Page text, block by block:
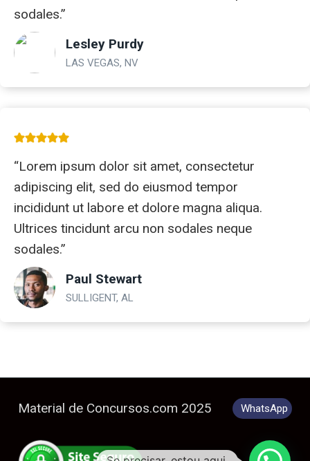
sodales.”
Lesley Purdy
LAS VEGAS, NV
“Lorem ipsum dolor sit amet, consectetur
adipiscing elit, sed do eiusmod tempor
incididunt ut labore et dolore magna aliqua.
Ultrices tincidunt arcu non sodales neque
sodales.”
Paul Stewart
SULLIGENT, AL
Material de Concursos.com 2025 WhatsApp